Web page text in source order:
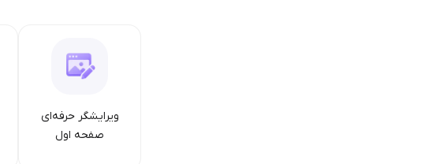
ویرایشگر حرفه‌ای
صفحه اول